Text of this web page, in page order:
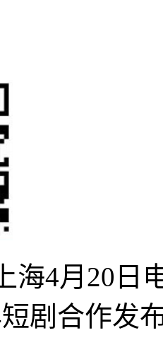
上海4月20日
剧合作发